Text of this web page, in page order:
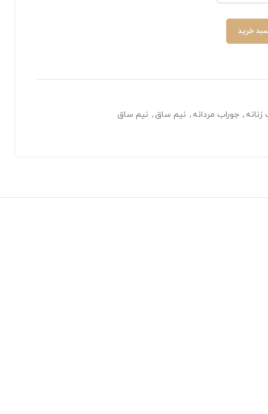
خرید
زنانه , جوراب مردانه , نیم ساق, نیم ساق